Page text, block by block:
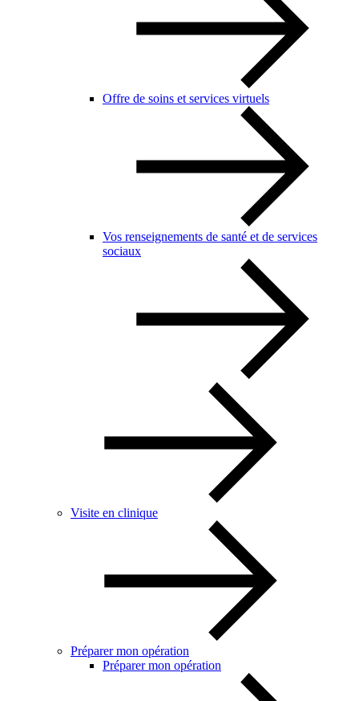
Offre de soins et services virtuels
Vos renseignements de santé et de services
sociaux
Visite en clinique
Préparer mon opération
Préparer mon opération